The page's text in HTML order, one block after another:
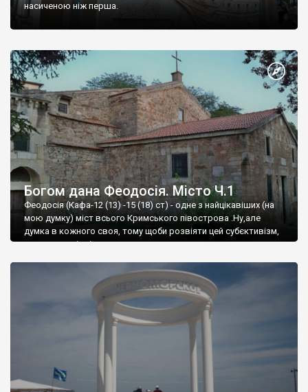
насиченою ніж перша.
Богом дана Феодосія. Місто Ч.1
Феодосія (Кафа-12 (13) -15 (18) ст) - одне з найцікавіших (на
мою думку) міст всього Кримського півострова .Ну,але
думка в кожного своя, тому щоби розвіяти цей субєктивізм,
запрошую відвідати це